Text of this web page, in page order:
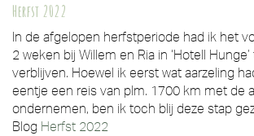
Herfst 2022
In de afgelopen herfstperiode had ik het
2 weken bij Willem en Ria in ‘Hotell
verblijven. Hoewel ik eerst wat aarzeling
eentje een reis van plm. 1700 km met de
ondernemen, ben ik toch blij deze stap
Blog Herfst 2022